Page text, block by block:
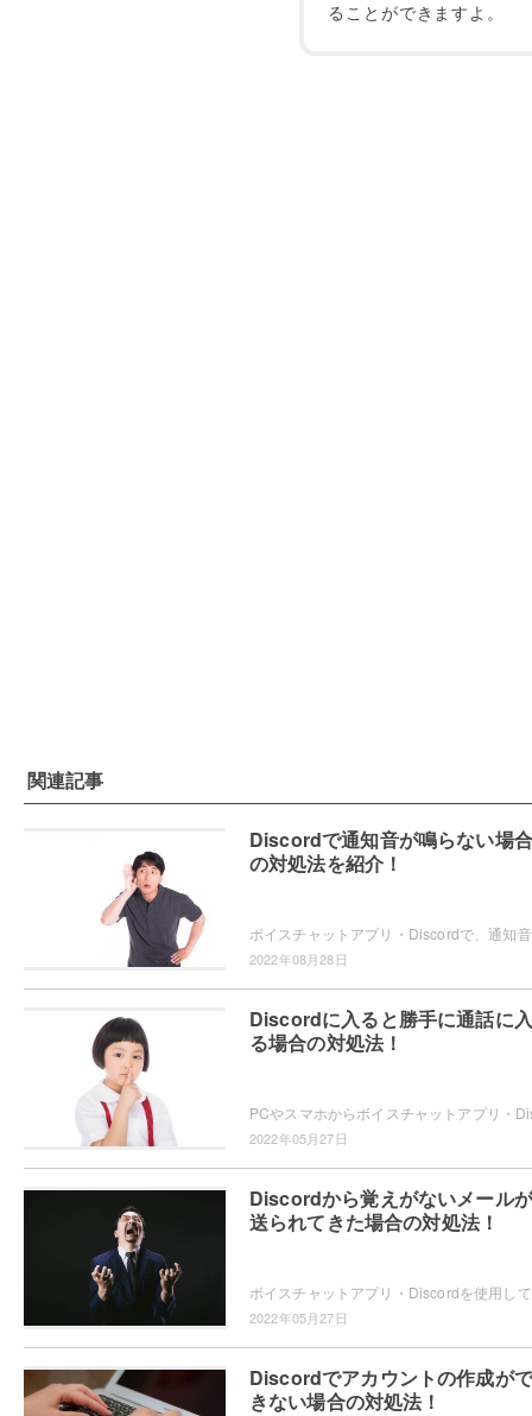
ることができますよ。
関連記事
Discordで通知音が鳴らない場合
の対処法を紹介！
ボイスチャッ
2022年08月28日
Discordに入ると勝手に通話に入
る場合の対処法！
2022年05月27日
Discordから覚えがないメールが
送られてきた場合の対処法！
2022年05月27日
Discordでアカウントの作成がで
きない場合の対処法！